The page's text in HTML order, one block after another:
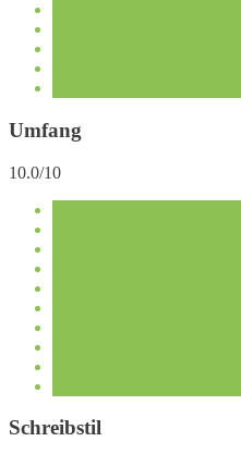
Umfang
10.0/10
Schreibstil